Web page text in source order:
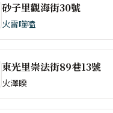
砂子里觀海街30號
火雷噬嗑
東光里崇法街89巷13號
火澤睽